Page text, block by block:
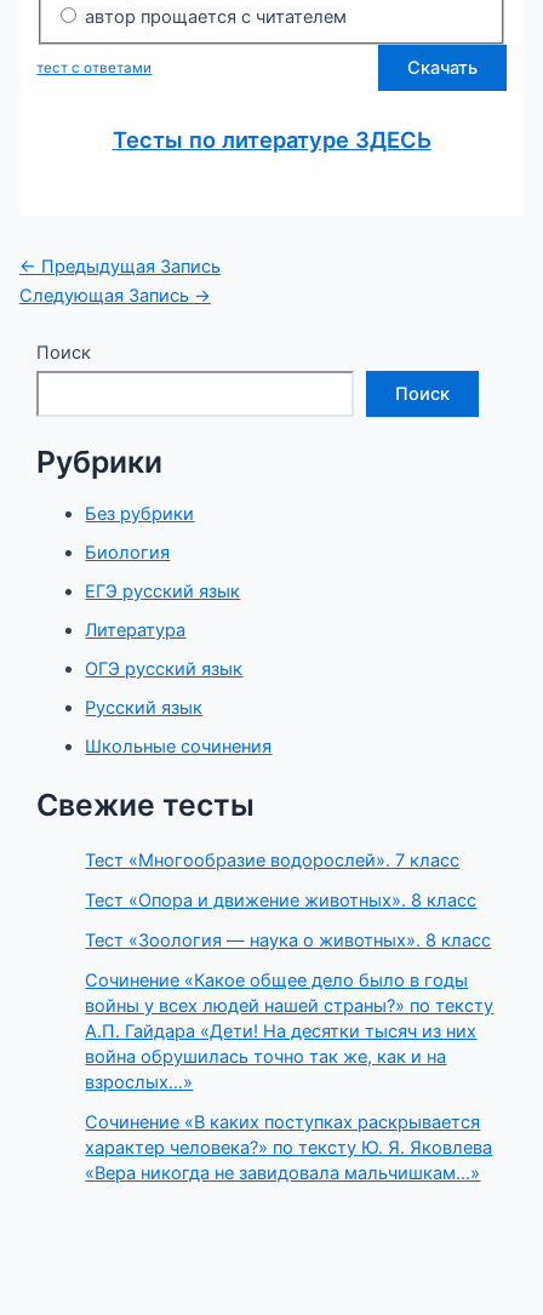
автор прощается с читателем
тест с ответами Скачать
Тесты по литературе ЗДЕСЬ
Навигация
по
← Предыдущая Запись
Следующая Запись →
Поиск
Поиск
Рубрики
Без рубрики
Биология
ЕГЭ русский язык
Литература
ОГЭ русский язык
Русский язык
Школьные сочинения
Свежие тесты
Тест «Многообразие водорослей». 7 класс
Тест «Опора и движение животных». 8 класс
Тест «Зоология — наука о животных». 8 класс
Сочинение «Какое общее дело было в годы
войны у всех людей нашей страны?» по тексту
А.П. Гайдара «Дети! На десятки тысяч из них
война обрушилась точно так же, как и на
взрослых…»
Сочинение «В каких поступках раскрывается
характер человека?» по тексту Ю. Я. Яковлева
«Вера никогда не завидовала мальчишкам…»